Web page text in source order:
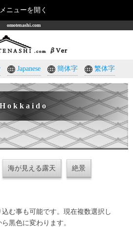
omotenashi.com
Japanese 簡体字 繁体字
Hokkaido
海が見える露天 絶景
む事も可能です。現在複数選択し
黒色に変わります。
メニューを開く